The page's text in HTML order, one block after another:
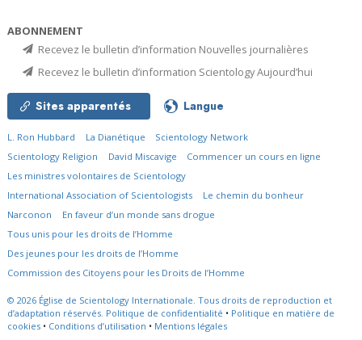
ABONNEMENT
Recevez le bulletin d’information Nouvelles journalières
Recevez le bulletin d’information Scientology Aujourd’hui
Sites apparentés Langue
L. Ron Hubbard La Dianétique
Scientology Network
Scientology Religion
David Miscavige
Commencer un cours en ligne
Les ministres volontaires de Scientology
International Association of Scientologists
Le chemin du bonheur
Narconon
En faveur d’un monde sans drogue
Tous unis pour les droits de l’Homme
Des jeunes pour les droits de l’Homme
Commission des Citoyens pour les Droits de l’Homme
© 2026 Église de Scientology Internationale. Tous droits de reproduction et
d’adaptation réservés. Politique de confidentialité • Politique en matière de
cookies • Conditions d’utilisation • Mentions légales